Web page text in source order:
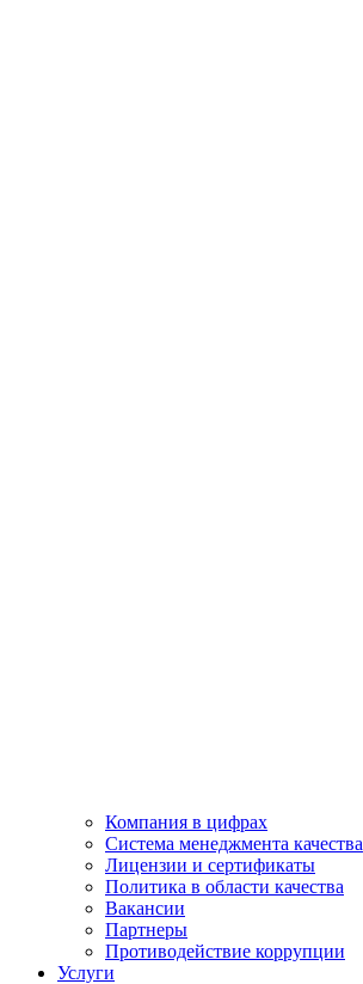
Компания в цифрах
Система менеджмента качества
Лицензии и сертификаты
Политика в области качества
Вакансии
Партнеры
Противодействие коррупции
Услуги